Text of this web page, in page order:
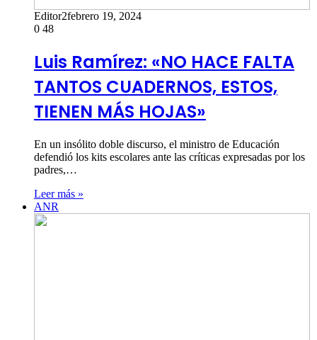
Editor2febrero 19, 2024
0 48
Luis Ramírez: «NO HACE FALTA
TANTOS CUADERNOS, ESTOS,
TIENEN MÁS HOJAS»
En un insólito doble discurso, el ministro de Educación
defendió los kits escolares ante las críticas expresadas por los
padres,…
Leer más »
ANR